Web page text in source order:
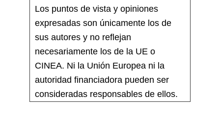
Los puntos de vista y opiniones
expresadas son únicamente los de
sus autores y no reflejan
necesariamente los de la UE o
CINEA. Ni la Unión Europea ni la
autoridad financiadora pueden ser
consideradas responsables de ellos.